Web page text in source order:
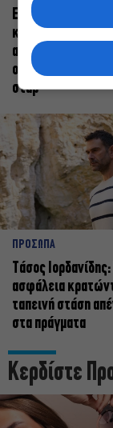
Ελεάνα Ανδρεούδη:
καλλιτέχνης όταν
ανεβαίνει στη
οφείλει να
σταρ
ΠΡΟΣΩΠΑ
Tάσος
ασφάλεια
ταπεινή στάση
στα πράγματα
Κερδίστε